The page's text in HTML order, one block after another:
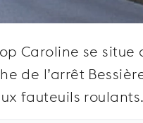
Caroline se
de l’arrêt
fauteuils roulants.